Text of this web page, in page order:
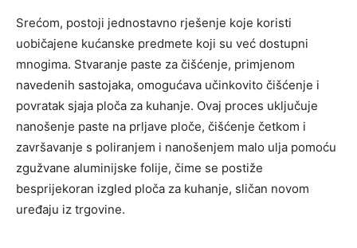
Srećom, postoji jednostavno rješenje koje koristi
uobičajene kućanske predmete koji su već dostupni
mnogima. Stvaranje paste za čišćenje, primjenom
navedenih sastojaka, omogućava učinkovito čišćenje i
povratak sjaja ploča za kuhanje. Ovaj proces uključuje
nanošenje paste na prljave ploče, čišćenje četkom i
završavanje s poliranjem i nanošenjem malo ulja pomoću
zgužvane aluminijske folije, čime se postiže
besprijekoran izgled ploča za kuhanje, sličan novom
uređaju iz trgovine.